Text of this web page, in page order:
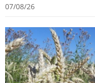
07/08/26